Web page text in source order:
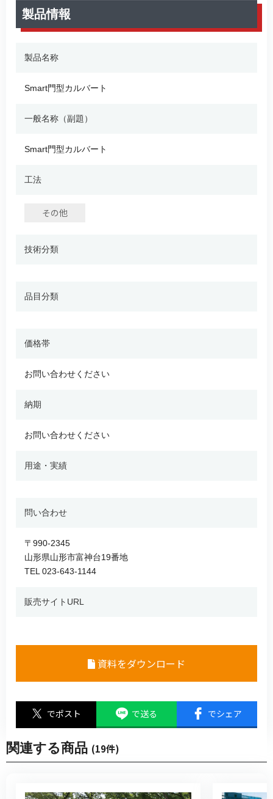
製品情報
製品名称
Smart門型カルバート
一般名称（副題）
Smart門型カルバート
工法
その他
技術分類
品目分類
価格帯
お問い合わせください
納期
お問い合わせください
用途・実績
問い合わせ
〒990-2345
山形県山形市富神台19番地
TEL 023-643-1144
販売サイトURL
資料をダウンロード
でポスト で送る でシェア
関連する商品 (19件)